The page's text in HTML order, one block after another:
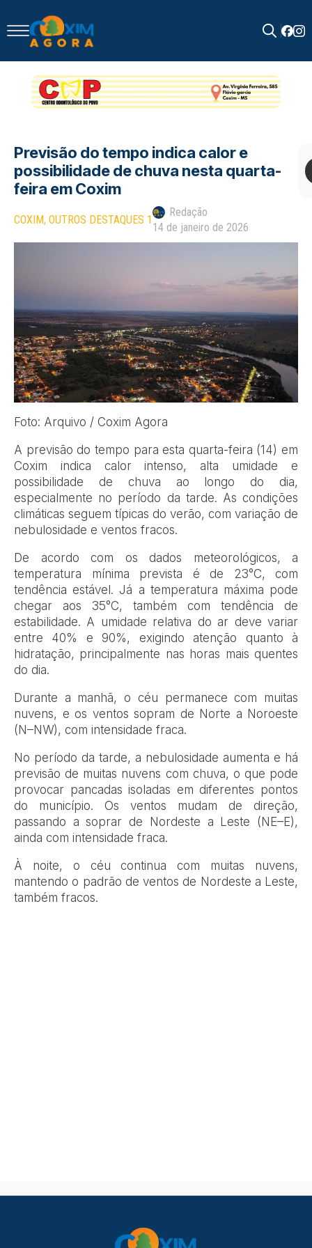
for:
Previsão do tempo indica calor e
possibilidade de chuva nesta quarta-
feira em Coxim
COXIM OUTROS DESTAQUES 1
Redação
14 de janeiro de 2026
Foto: Arquivo / Coxim Agora
A previsão do tempo para esta quarta-feira (14) em
Coxim indica calor intenso, alta umidade e
possibilidade de chuva ao longo do dia,
especialmente no período da tarde. As condições
climáticas seguem típicas do verão, com variação de
nebulosidade e ventos fracos.
De acordo com os dados meteorológicos, a
temperatura mínima prevista é de 23°C, com
tendência estável. Já a temperatura máxima pode
chegar aos 35°C, também com tendência de
estabilidade. A umidade relativa do ar deve variar
entre 40% e 90%, exigindo atenção quanto à
hidratação, principalmente nas horas mais quentes
do dia.
Durante a manhã, o céu permanece com muitas
nuvens, e os ventos sopram de Norte a Noroeste
(N–NW), com intensidade fraca.
No período da tarde, a nebulosidade aumenta e há
previsão de muitas nuvens com chuva, o que pode
provocar pancadas isoladas em diferentes pontos
do município. Os ventos mudam de direção,
passando a soprar de Nordeste a Leste (NE–E),
ainda com intensidade fraca.
À noite, o céu continua com muitas nuvens,
mantendo o padrão de ventos de Nordeste a Leste,
também fracos.